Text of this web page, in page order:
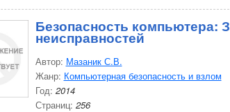
Безопасность компьютера:
неисправностей
Автор: Мазаник С.В.
Жанр: Компьютерная безопасность и взлом
Год: 2014
Страниц: 256